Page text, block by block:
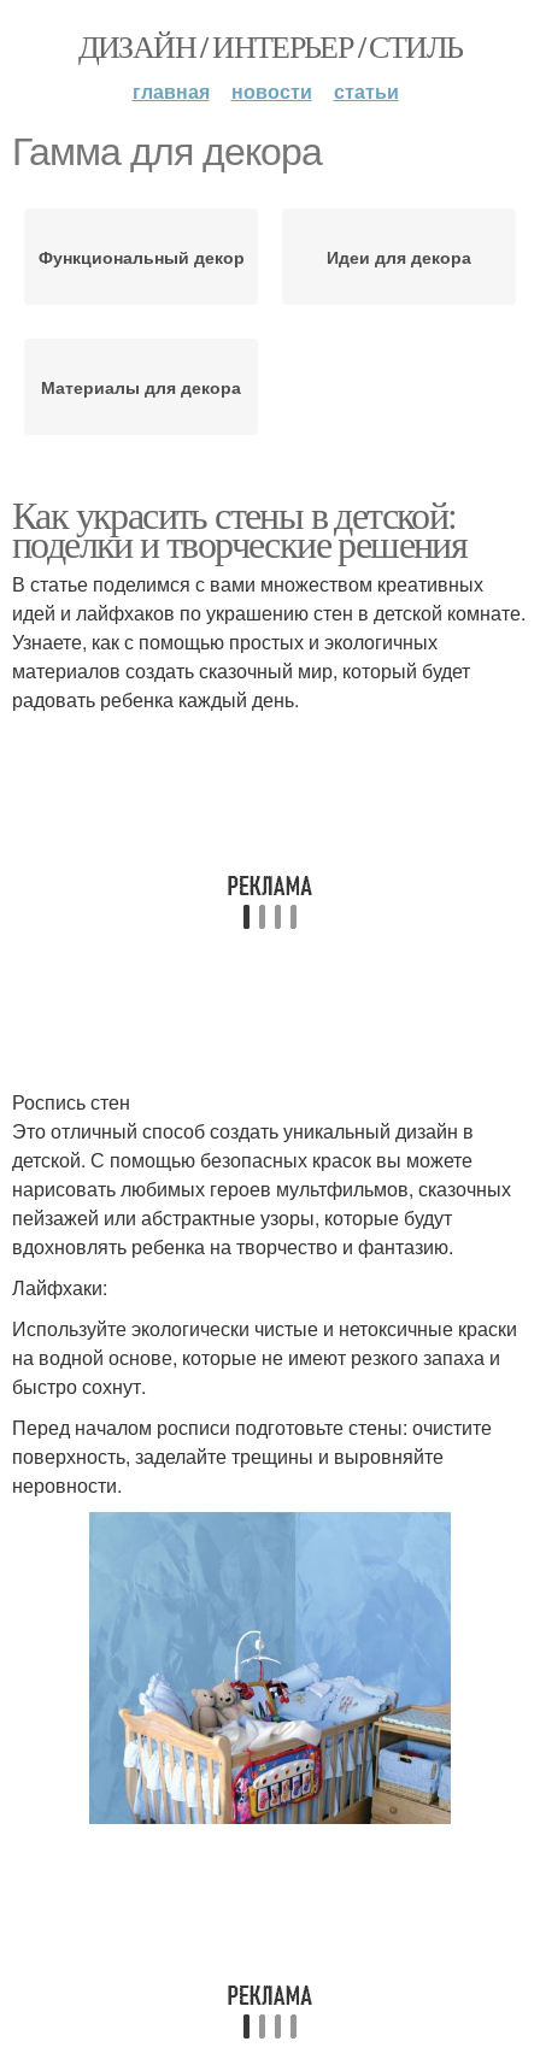
ДИЗАЙН / ИНТЕРЬЕР / СТИЛЬ
главная новости статьи
Гамма для декора
Функциональный декор Идеи для декора
Материалы для декора
Как украсить стены в детской:
поделки и творческие решения
В статье поделимся с вами множеством креативных
идей и лайфхаков по украшению стен в детской комнате.
Узнаете, как с помощью простых и экологичных
материалов создать сказочный мир, который будет
радовать ребенка каждый день.
Роспись стен
Это отличный способ создать уникальный дизайн в
детской. С помощью безопасных красок вы можете
нарисовать любимых героев мультфильмов, сказочных
пейзажей или абстрактные узоры, которые будут
вдохновлять ребенка на творчество и фантазию.
Лайфхаки:
Используйте экологически чистые и нетоксичные краски
на водной основе, которые не имеют резкого запаха и
быстро сохнут.
Перед началом росписи подготовьте стены: очистите
поверхность, заделайте трещины и выровняйте
неровности.